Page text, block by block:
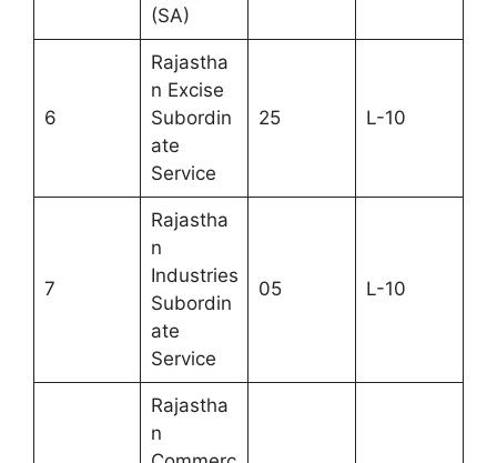
(SA)
6
Rajastha
n Excise
Subordin
ate
Service
25 L-10
7
Rajastha
n
Industries
Subordin
ate
Service
05 L-10
Rajastha
n